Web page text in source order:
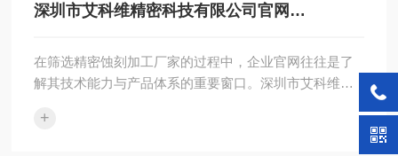
深圳市艾科维精密科技有限公司官网
品体系全面解析
在筛选精密蚀刻加工厂家的过程中，企业官网往往是了
解其技术能力与产品体系的重要窗口。深圳市艾科维精
通过官网可以系统···
+